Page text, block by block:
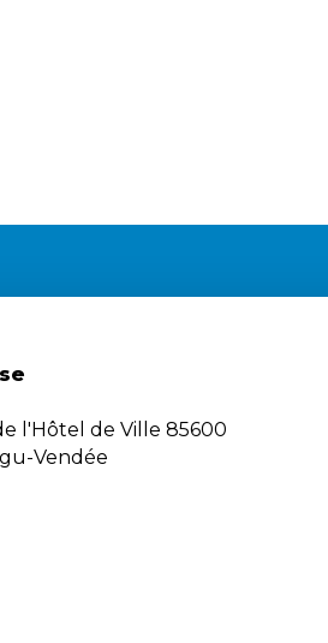
l'Hôtel de Ville 85600
Vendée